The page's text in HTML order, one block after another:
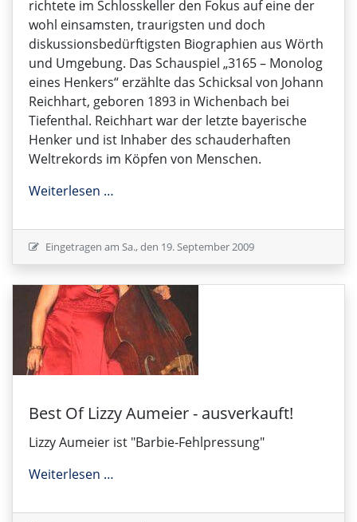
richtete im Schlosskeller den Fokus auf eine der
wohl einsamsten, traurigsten und doch
diskussionsbedürftigsten Biographien aus Wörth
und Umgebung. Das Schauspiel „3165 – Monolog
eines Henkers“ erzählte das Schicksal von Johann
Reichhart, geboren 1893 in Wichenbach bei
Tiefenthal. Reichhart war der letzte bayerische
Henker und ist Inhaber des schauderhaften
Weltrekords im Köpfen von Menschen.
Weiterlesen …
Eingetragen am Sa., den 19. September 2009
Best Of Lizzy Aumeier - ausverkauft!
Lizzy Aumeier ist "Barbie-Fehlpressung"
Weiterlesen …